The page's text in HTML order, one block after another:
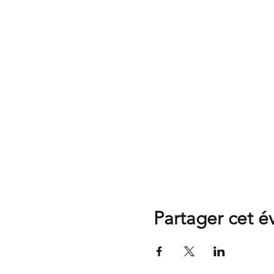
Partager cet